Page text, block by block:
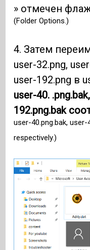
» отмечен
(Folder Options.)
4. Затем
user-32.png,
user-192.png в
user-40.
192.png.bak
user-40.png.bak, user-
respectively.)